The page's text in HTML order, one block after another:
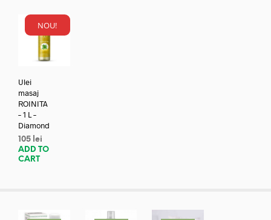
NOU!
Ulei
masaj
ROINITA
– 1 L –
Diamond
105 lei
ADD TO
CART